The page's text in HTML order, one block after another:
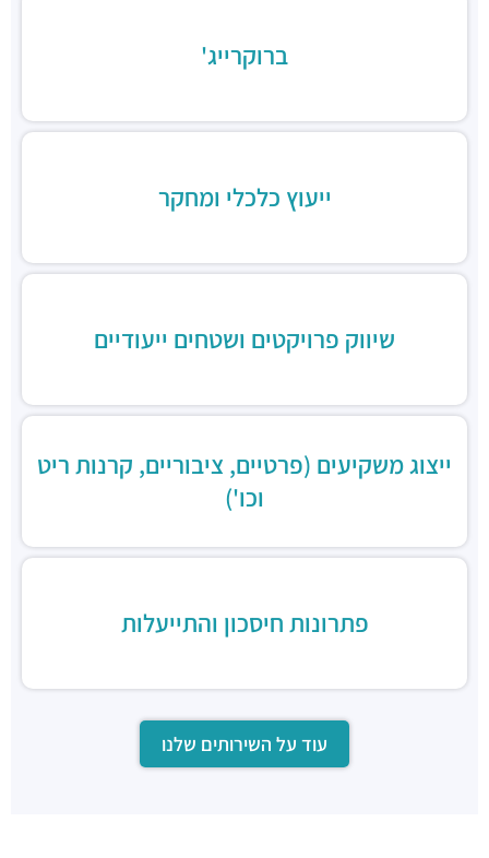
ברוקרייג'
ייעוץ כלכלי ומחקר
שיווק פרויקטים ושטחים ייעודיים
ייצוג משקיעים (פרטיים, ציבוריים, קרנות ריט
וכו')
פתרונות חיסכון והתייעלות
עוד על השירותים שלנו